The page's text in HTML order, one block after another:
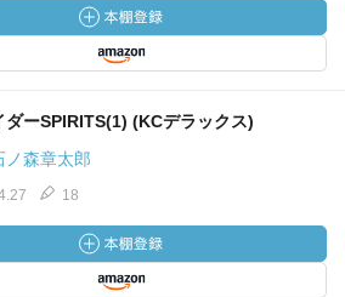
ダーSPIRITS(1) (KCデラックス)
ノ森章太郎
18